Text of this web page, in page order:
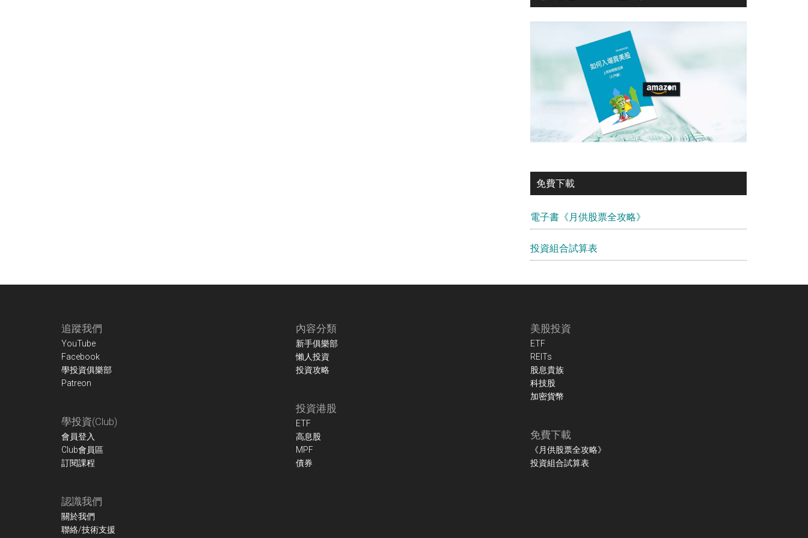
免費下載
電子書《月供股票全攻略》
投資組合試算表
追蹤我們
YouTube
Facebook
學投資俱樂部
Patreon
學投資(Club)
會員登入
Club會員區
訂閱課程
認識我們
關於我們
聯絡/技術支援
內容分類
新手俱樂部
懶人投資
投資攻略
投資港股
ETF
高息股
MPF
債券
美股投資
ETF
REITs
股息貴族
科技股
加密貨幣
免費下載
《月供股票全攻略》
投資組合試算表